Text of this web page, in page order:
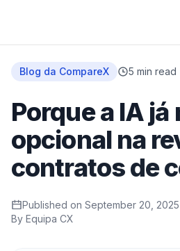
Blog da CompareX 5 min read
Porque a IA já
opcional na
contratos de
Published on September 20, 2025
By Equipa CX